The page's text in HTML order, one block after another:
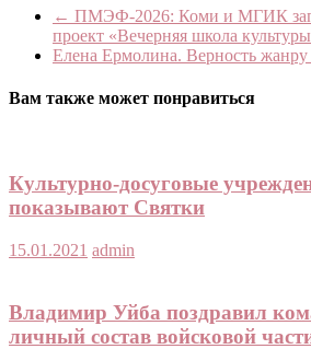
← ПМЭФ-2026: Коми и МГИК
проект «Вечерняя школа
Елена Ермолина. Верность жанру
Вам также может понравиться
Культурно-досуговые
показывают Святки
15.01.2021 admin
Владимир Уйба поздравил
личный состав войсковой